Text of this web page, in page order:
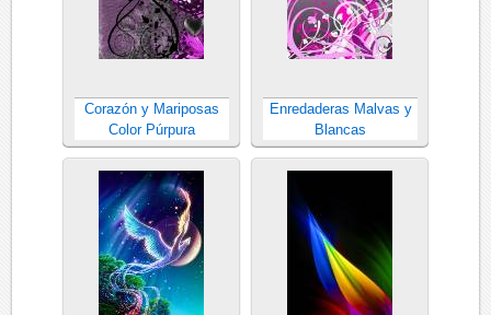
Corazón y Mariposas
Color Púrpura
Enredaderas Malvas y
Blancas